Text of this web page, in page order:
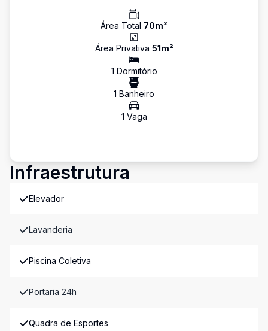
Área Total 70m²
Área Privativa 51m²
1 Dormitório
1 Banheiro
1 Vaga
Infraestrutura
Elevador
Lavanderia
Piscina Coletiva
Portaria 24h
Quadra de Esportes